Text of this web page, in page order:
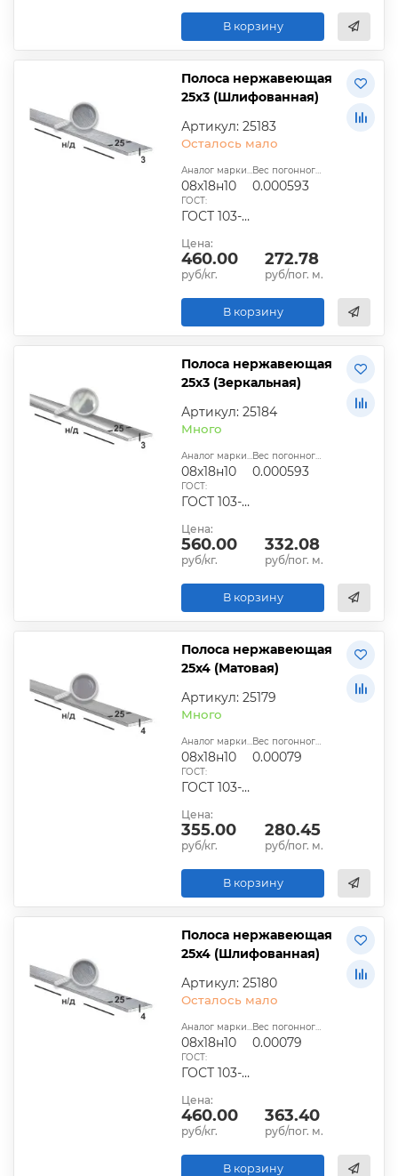
В корзину
Полоса нержавеющая
25х3 (Шлифованная)
Артикул: 25183
Осталось мало
Аналог марки стали:
08х18н10
Вес погонного метра, т.:
0.000593
ГОСТ:
ГОСТ 103-2006
Цена:
460.00
руб/кг.
272.78
руб/пог. м.
В корзину
Полоса нержавеющая
25х3 (Зеркальная)
Артикул: 25184
Много
Аналог марки стали:
08х18н10
Вес погонного метра, т.:
0.000593
ГОСТ:
ГОСТ 103-2006
Цена:
560.00
руб/кг.
332.08
руб/пог. м.
В корзину
Полоса нержавеющая
25х4 (Матовая)
Артикул: 25179
Много
Аналог марки стали:
08х18н10
Вес погонного метра, т.:
0.00079
ГОСТ:
ГОСТ 103-2006
Цена:
355.00
руб/кг.
280.45
руб/пог. м.
В корзину
Полоса нержавеющая
25х4 (Шлифованная)
Артикул: 25180
Осталось мало
Аналог марки стали:
08х18н10
Вес погонного метра, т.:
0.00079
ГОСТ:
ГОСТ 103-2006
Цена:
460.00
руб/кг.
363.40
руб/пог. м.
В корзину